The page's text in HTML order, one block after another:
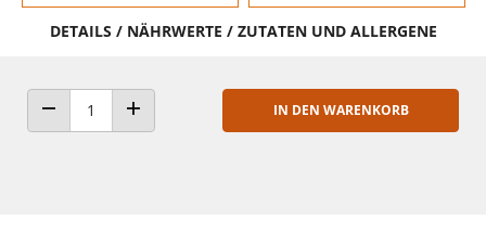
DETAILS / NÄHRWERTE / ZUTATEN UND ALLERGENE
ANZAHL VERRINGERNANZAHL ERHÖHEN
IN DEN WARENKORB